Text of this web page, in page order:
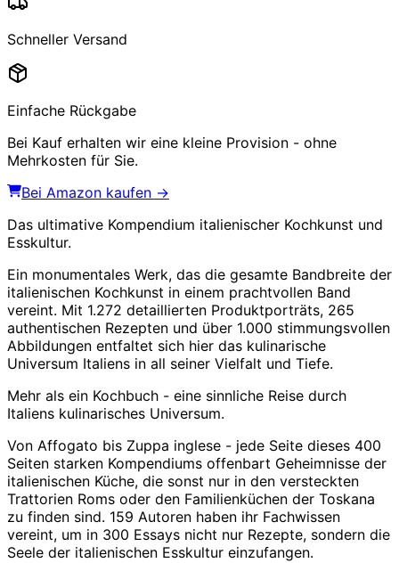
Schneller Versand
Einfache Rückgabe
Bei Kauf erhalten wir eine kleine Provision - ohne
Mehrkosten für Sie.
Bei Amazon kaufen →
Das ultimative Kompendium italienischer Kochkunst und
Esskultur.
Ein monumentales Werk, das die gesamte Bandbreite der
italienischen Kochkunst in einem prachtvollen Band
vereint. Mit 1.272 detaillierten Produktporträts, 265
authentischen Rezepten und über 1.000 stimmungsvollen
Abbildungen entfaltet sich hier das kulinarische
Universum Italiens in all seiner Vielfalt und Tiefe.
Mehr als ein Kochbuch - eine sinnliche Reise durch
Italiens kulinarisches Universum.
Von Affogato bis Zuppa inglese - jede Seite dieses 400
Seiten starken Kompendiums offenbart Geheimnisse der
italienischen Küche, die sonst nur in den versteckten
Trattorien Roms oder den Familienküchen der Toskana
zu finden sind. 159 Autoren haben ihr Fachwissen
vereint, um in 300 Essays nicht nur Rezepte, sondern die
Seele der italienischen Esskultur einzufangen.